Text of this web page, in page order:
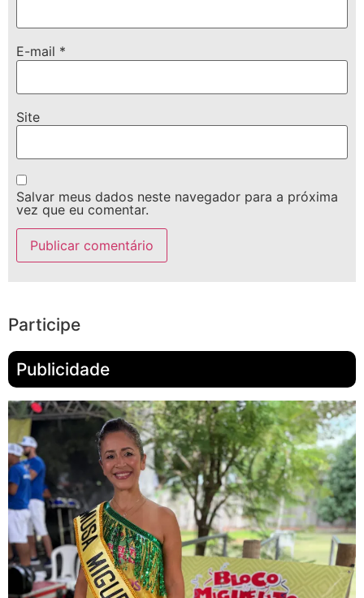
E-mail *
Site
Salvar meus dados neste navegador para a próxima
vez que eu comentar.
Participe
Publicidade